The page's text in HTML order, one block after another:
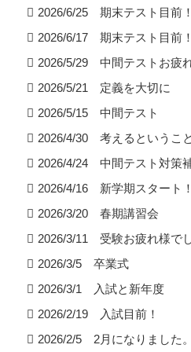
2026/6/25 期末テスト目前！
2026/6/17 期末テスト目前！
2026/5/29 中間テストお疲
2026/5/21 定義を大切に
2026/5/15 中間テスト
2026/4/30 考えるということ
2026/4/24 中間テスト対策
2026/4/16 新学期スタート！
2026/3/20 春期講習会
2026/3/11 受験お疲れ様でし
2026/3/5 卒業式
2026/3/1 入試と新年度
2026/2/19 入試目前！
2026/2/5 2月になりました。